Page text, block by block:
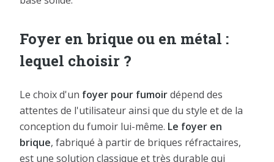
Foyer en brique ou en métal :
lequel choisir ?
Le choix d'un foyer pour fumoirdépend des
attentes de l'utilisateur ainsi que du style et de la
conception du fumoir lui-même. Le foyer en
brique, fabriqué à partir de briques réfractaires,
est une solution classique et très durable qui